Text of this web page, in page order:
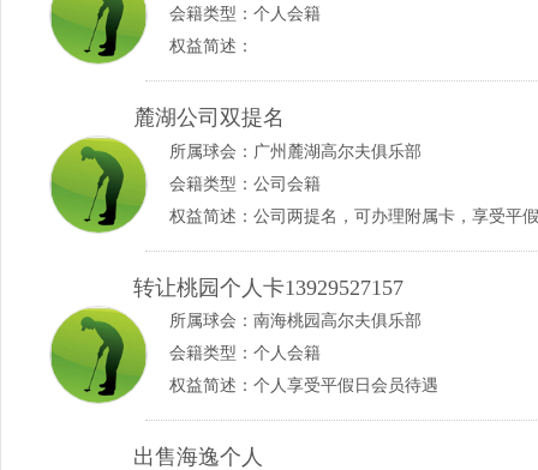
会籍类型：个人会籍
权益简述：
麓湖公司双提名
所属球会： 广州麓湖高尔夫俱乐部
会籍类型：公司会籍
权益简述：公司两提名，可办理附属卡，享受平
转让桃园个人卡13929527157
所属球会： 南海桃园高尔夫俱乐部
会籍类型：个人会籍
权益简述：个人享受平假日会员待遇
出售海逸个人